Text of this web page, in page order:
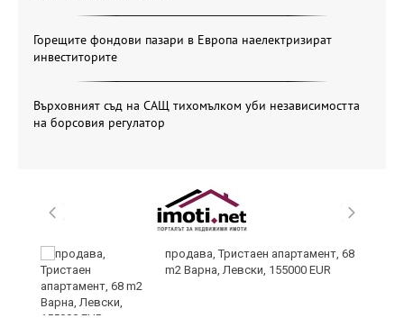
Горещите фондови пазари в Европа наелектризират
инвеститорите
Върховният съд на САЩ тихомълком уби независимостта
на борсовия регулатор
продава, Тристаен апартамент, 68
m2 Варна, Левски, 155000 EUR